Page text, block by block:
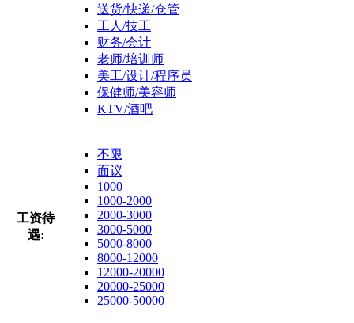
送货/快递/仓管
工人/技工
财务/会计
老师/培训师
美工/设计/程序员
保健师/美容师
KTV/酒吧
工资待
遇:
不限
面议
1000
1000-2000
2000-3000
3000-5000
5000-8000
8000-12000
12000-20000
20000-25000
25000-50000